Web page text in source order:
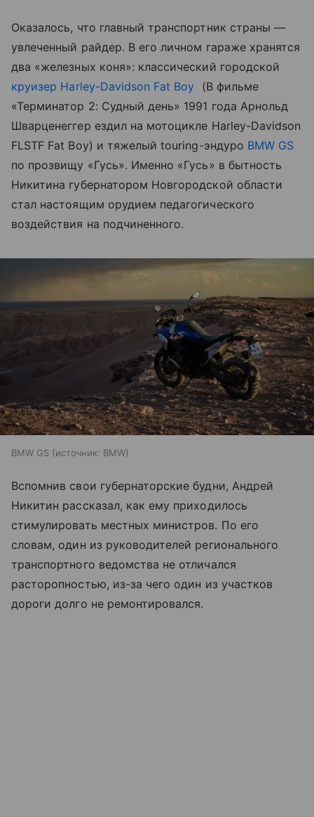
Оказалось, что главный транспортник страны —
увлеченный райдер. В его личном гараже хранятся
два «железных коня»: классический городской
круизер Harley-Davidson Fat Boy (В фильме
«Терминатор 2: Судный день» 1991 года Арнольд
Шварценеггер ездил на мотоцикле Harley-Davidson
FLSTF Fat Boy) и тяжелый touring-эндуро BMW GS
по прозвищу «Гусь». Именно «Гусь» в бытность
Никитина губернатором Новгородской области
стал настоящим орудием педагогического
воздействия на подчиненного.
BMW GS источник: BMW
Вспомнив свои губернаторские будни, Андрей
Никитин рассказал, как ему приходилось
стимулировать местных министров. По его
словам, один из руководителей регионального
транспортного ведомства не отличался
расторопностью, из-за чего один из участков
дороги долго не ремонтировался.